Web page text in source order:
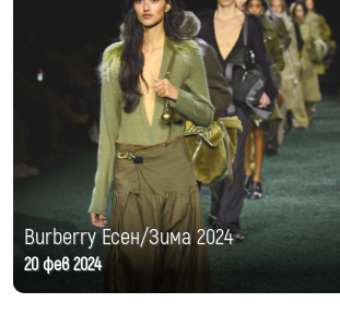
Burberry Есен/Зима 2024
20 фев 2024